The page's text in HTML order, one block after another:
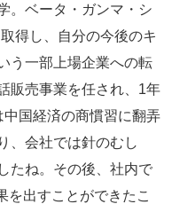
。ベータ・ガンマ・シ
得し、自分の今後のキ
う一部上場企業への転
販売事業を任され、1年
国経済の商慣習に翻弄
、会社では針のむし
たね。その後、社内で
を出すことができたこ